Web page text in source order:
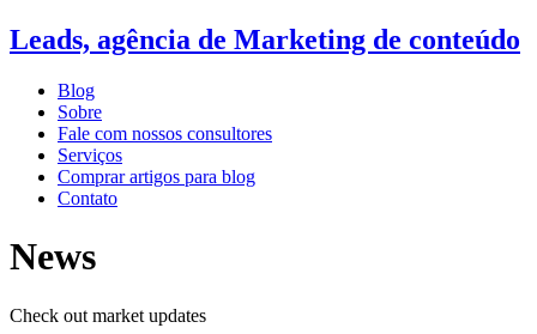
Leads, agência de Marketing de conteúdo
Blog
Sobre
Fale com nossos consultores
Serviços
Comprar artigos para blog
Contato
News
Check out market updates